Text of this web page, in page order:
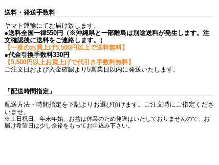
送料・発送手数料
ヤマト運輸にてお届け致します。
●送料全国一律550円（※沖縄県と一部離島は別途送料が発生します。注
文確認後に送料をご連絡します。）
【一度のお買上げ5,500円以上で送料無料】
●代金引換手数料330円
【5,500円以上お買上げで代引き手数料無料】
ご注文日および入金確認より5営業日以内に発送いたします。
「配送時間指定」
配送方法・時間指定を下記よりお選び頂けます。ご注文時にご指定くださ
いませ。
※土日祝日、年末年始、お盆は休業のため発送はいたしておりませんので、お
届け希望日は少し余裕をもってお申込み下さい。